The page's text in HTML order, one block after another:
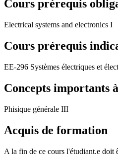
Cours prérequis
Electrical systems and electronics I
Cours prérequis
EE-296 Systèmes électriques et
Concepts importants
Phisique générale III
Acquis de formation
A la fin de ce cours l'étudiant.e doit